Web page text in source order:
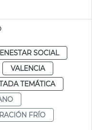
SOCIAL
VALENCIA
TEMÁTICA
FRÍO